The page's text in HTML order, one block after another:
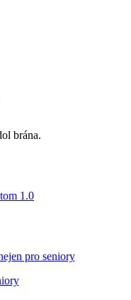
brána.
pro seniory